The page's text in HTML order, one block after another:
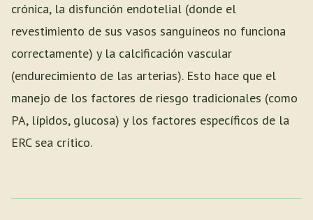
crónica, la disfunción endotelial (donde el
revestimiento de sus vasos sanguíneos no funciona
correctamente) y la calcificación vascular
(endurecimiento de las arterias). Esto hace que el
manejo de los factores de riesgo tradicionales (como
PA, lípidos, glucosa) y los factores específicos de la
ERC sea crítico.